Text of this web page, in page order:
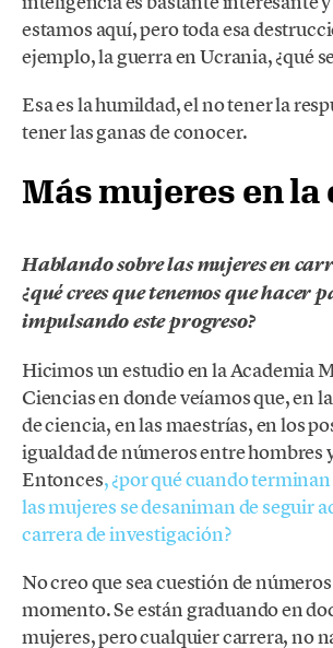
estamos aquí, pero toda esa
ejemplo, la guerra en Ucrania, ¿qué
Esa es la humildad, el no tener la
tener las ganas de conocer.
Más mujeres en la
Hablando sobre las mujeres en
¿qué crees que tenemos que hacer
impulsando este progreso?
Hicimos un estudio en la Academia
Ciencias en donde veíamos que, en
de ciencia, en las maestrías, en los
igualdad de números entre hombres
Entonces, ¿por qué cuando
las mujeres se desaniman de seguir
carrera de investigación?
No creo que sea cuestión de
momento. Se están graduando en
mujeres, pero cualquier carrera, no